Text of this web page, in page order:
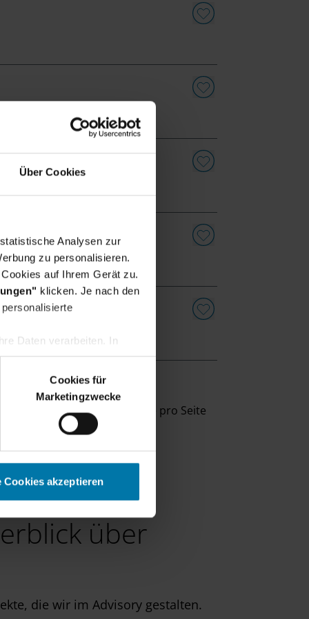
Über Cookies
Analysen zur
zu personalisieren.
auf Ihrem Gerät zu.
klicken. Je nach den
Daten verarbeiten. In
Cookies für
Marketingzwecke
Cookies akzeptieren
w/d)
Ergebnisse pro Seite
über
die wir im Advisory gestalten.